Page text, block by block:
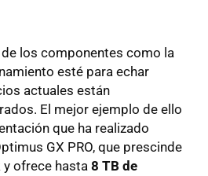
los componentes como la
esté para echar
actuales están
El mejor ejemplo de ello
que ha realizado
GX PRO, que prescinde
y ofrece hasta 8 TB de